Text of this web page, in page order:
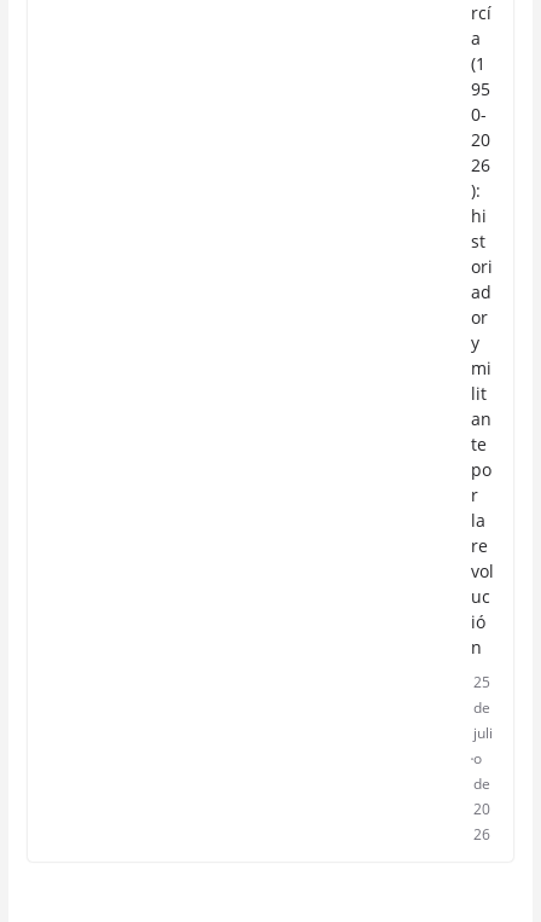
rcí
a
(1
95
0-
20
26
):
hi
st
ori
ad
or
y
mi
lit
an
te
po
r
la
re
vol
uc
ió
n
25
de
juli
o
de
20
26